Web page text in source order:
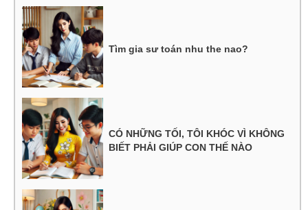
Tìm gia sư toán nhu the nao?
CÓ NHỮNG TỐI, TÔI KHÓC VÌ KHÔNG
BIẾT PHẢI GIÚP CON THẾ NÀO